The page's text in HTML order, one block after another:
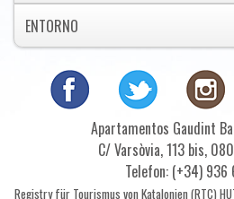
ENTORNO
Apartamentos Gaudint
C/ Varsòvia, 113 bis,
Telefon: (+34) 936
Registry für Tourismus von Katalonien (RTC)